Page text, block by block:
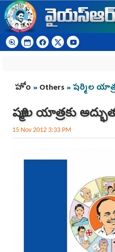
Skip to main content
You are here
హోం »Others» షర్మిల
షర్మిల యాత్రకు
15 Nov 2012 3:33 PM